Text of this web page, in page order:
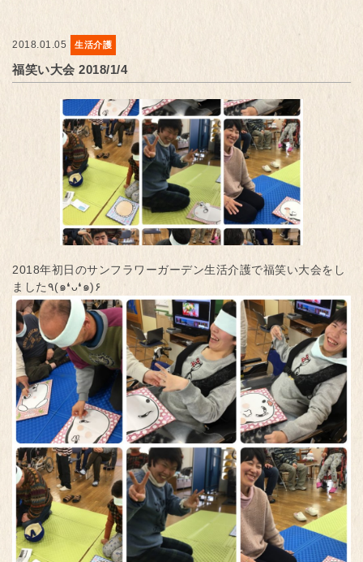
2018.01.05 生活介護
福笑い大会 2018/1/4
2018年初日のサンフラワーガーデン生活介護で福笑い大会をし
ました٩(๑❛ᴗ❛๑)۶